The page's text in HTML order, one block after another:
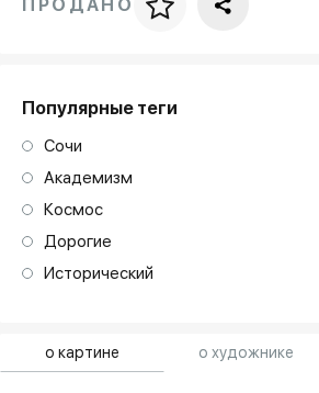
о картине о художнике
Цена за багет
ПРОДАНО
Популярные теги
Сочи
Академизм
Космос
Дорогие
Исторический